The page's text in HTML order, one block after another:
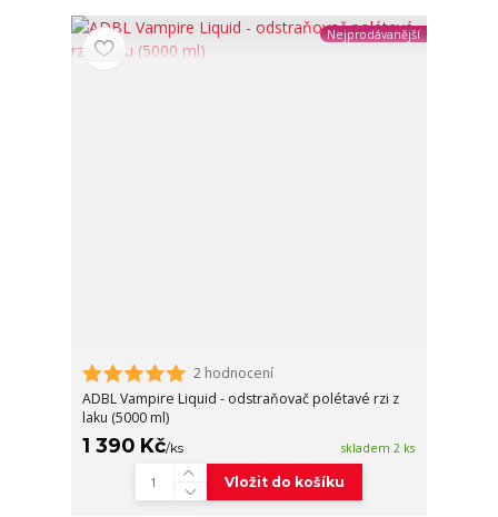
Nejprodávanější
2 hodnocení
ADBL Vampire Liquid - odstraňovač polétavé rzi z
laku (5000 ml)
1 390 Kč/ks skladem 2 ks
Vložit do košíku